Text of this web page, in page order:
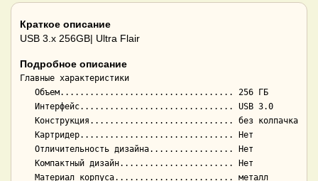
Краткое описание
USB 3.x 256GB| Ultra Flair
Подробное описание
Главные характеристики